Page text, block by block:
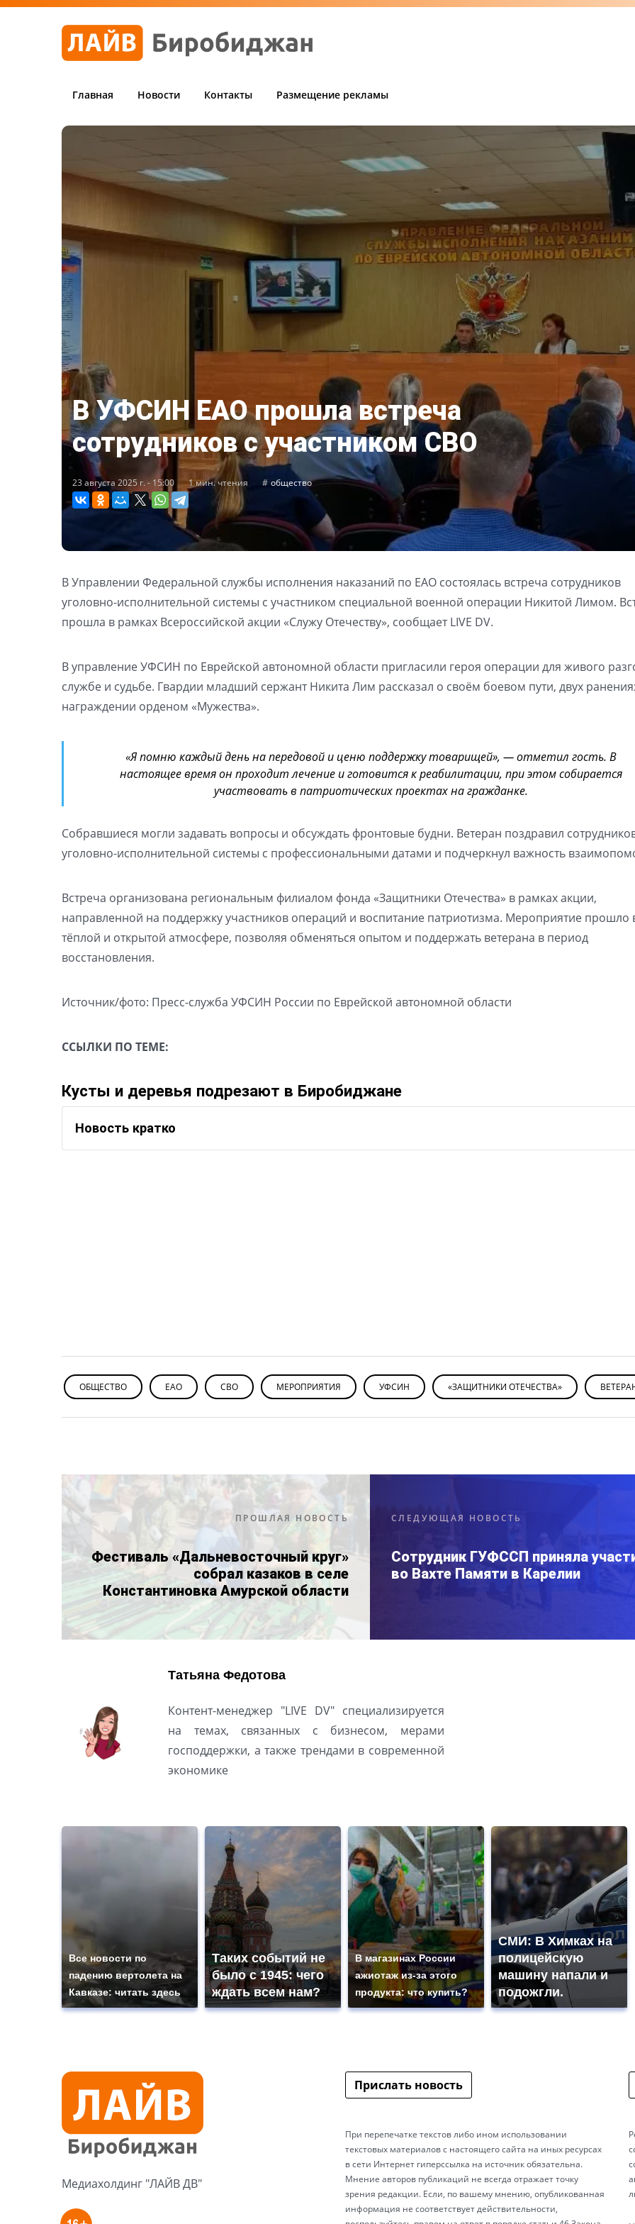
Главная Новости Контакты Размещение рекламы
В УФСИН ЕАО прошла встреча
сотрудников с участником СВО
23 августа 2025 г. - 15:00 1 мин. чтения общество
В Управлении Федеральной службы исполнения наказаний по ЕАО состоялась встреча сотрудников
уголовно-исполнительной системы с участником специальной военной операции Никитой Лимом.
прошла в рамках Всероссийской акции «Служу Отечеству», сообщает LIVE DV.
В управление УФСИН по Еврейской автономной области пригласили героя операции для живого
службе и судьбе. Гвардии младший сержант Никита Лим рассказал о своём боевом пути, двух
награждении орденом «Мужества».
«Я помню каждый день на передовой и ценю поддержку товарищей», — отметил гость. В
настоящее время он проходит лечение и готовится к реабилитации, при этом собирается
участвовать в патриотических проектах на гражданке.
Собравшиеся могли задавать вопросы и обсуждать фронтовые будни. Ветеран поздравил
уголовно-исполнительной системы с профессиональными датами и подчеркнул важность
Встреча организована региональным филиалом фонда «Защитники Отечества» в рамках акции,
направленной на поддержку участников операций и воспитание патриотизма. Мероприятие прошло
тёплой и открытой атмосфере, позволяя обменяться опытом и поддержать ветерана в период
восстановления.
Источник/фото: Пресс-служба УФСИН России по Еврейской автономной области
ССЫЛКИ ПО ТЕМЕ:
Кусты и деревья подрезают в Биробиджане
Новость кратко
ОБЩЕСТВО ЕАО СВО МЕРОПРИЯТИЯ УФСИН «ЗАЩИТНИКИ ОТЕЧЕСТВА»
ПРОШЛАЯ НОВОСТЬ
Фестиваль «Дальневосточный круг»
собрал казаков в селе
Константиновка Амурской области
СЛЕДУЮЩАЯ НОВОСТЬ
Сотрудник ГУФССП приняла
во Вахте Памяти в Карелии
Татьяна Федотова
Контент-менеджер "LIVE DV" специализируется
на темах, связанных с бизнесом, мерами
господдержки, а также трендами в современной
экономике
Все новости по
падению вертолета на
Кавказе: читать здесь
Таких событий не
было с 1945: чего
ждать всем нам?
В магазинах России
ажиотаж из-за этого
продукта: что купить?
СМИ: В Химках на
полицейскую
машину напали и
подожгли.
Медиахолдинг "ЛАЙВ ДВ"
Прислать новость
При перепечатке текстов либо ином использовании
текстовых материалов с настоящего сайта на иных ресурсах
в сети Интернет гиперссылка на источник обязательна.
Мнение авторов публикаций не всегда отражает точку
зрения редакции. Если, по вашему мнению, опубликованная
информация не соответствует действительности,